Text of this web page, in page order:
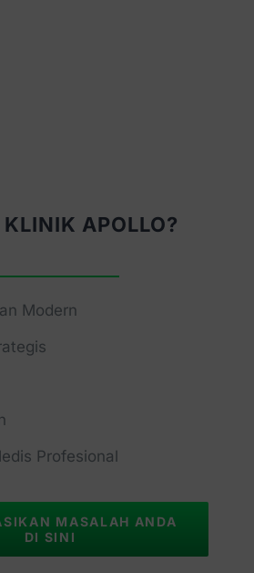
APOLLO?
Modern
Profesional
MASALAH ANDA
DI SINI